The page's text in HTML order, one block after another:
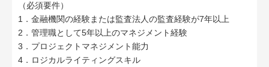
（必須要件）
1．金融機関の経験または監査法人の監査経験が7年以上
2．管理職として5年以上のマネジメント経験
3．プロジェクトマネジメント能力
4．ロジカルライティングスキル